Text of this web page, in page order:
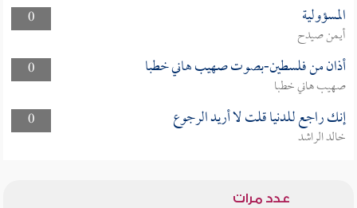
0
المسؤولية
أيمن صيدح
0
أذان من فلسطين-بصوت صهيب هاني خطبا
صهيب هاني خطبا
0
إنك راجع للدنيا قلت لا أريد الرجوع
خالد الراشد
عدد مرات